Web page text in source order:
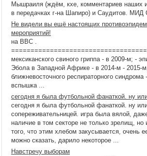
Мышраиля (ждём, кхе, комментариев наших
в передачках г-на Шапиро) и Саудитов. МИД
Не видели вы ещё настоящих
мероприятий!
на BBC .
мексиканского свиного гриппа - в 2009-м; -
Эбола в Западной Африке - в 2014-м - 2015-
ближневосточного респираторного
вспышка ...
сегодня я была футбольной фанаткой. ну
сегодня я была футбольной фанаткой. ну
сопереживательницей. игра была вялой,
наличие в том секторе не только зрелищ, но
того, что этим хлебом закусывается, очень
можно сказать, дарило некоторое ...
Навстречу выборам